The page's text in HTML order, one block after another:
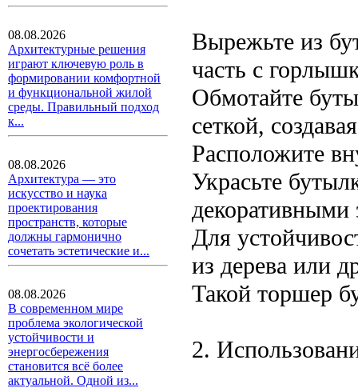
08.08.2026
Архитектурные решения
играют ключевую роль в
формировании комфортной
и функциональной жилой
среды. Правильный подход
к...
08.08.2026
Архитектура — это
искусство и наука
проектирования
пространств, которые
должны гармонично
сочетать эстетические и...
08.08.2026
В современном мире
проблема экологической
устойчивости и
энергосбережения
становится всё более
актуальной. Одной из...
Вырежьте из
часть с
Обмотайте
сеткой,
Расположите
Украсьте
Для
из дерева или
Такой торшер
2.